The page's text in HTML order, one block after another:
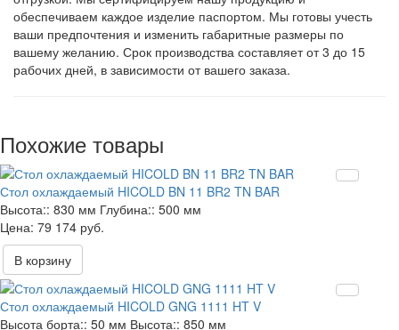
обеспечиваем каждое изделие паспортом. Мы готовы учесть
ваши предпочтения и изменить габаритные размеры по
вашему желанию. Срок производства составляет от 3 до 15
рабочих дней, в зависимости от вашего заказа.
Похожие товары
Стол охлаждаемый HICOLD BN 11 BR2 TN BAR
Высота:: 830 мм Глубина:: 500 мм
79 174 руб.
В корзину
Стол охлаждаемый HICOLD GNG 1111 HT V
Высота борта:: 50 мм Высота:: 850 мм